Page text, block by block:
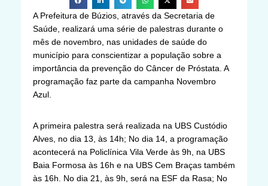
A Prefeitura de Búzios, através da Secretaria de
Saúde, realizará uma série de palestras durante o
mês de novembro, nas unidades de saúde do
município para conscientizar a população sobre a
importância da prevenção do Câncer de Próstata. A
programação faz parte da campanha Novembro
Azul.
A primeira palestra será realizada na UBS Custódio
Alves, no dia 13, às 14h; No dia 14, a programação
acontecerá na Policlínica Vila Verde às 9h, na UBS
Baia Formosa às 16h e na UBS Cem Braças também
às 16h. No dia 21, às 9h, será na ESF da Rasa; No